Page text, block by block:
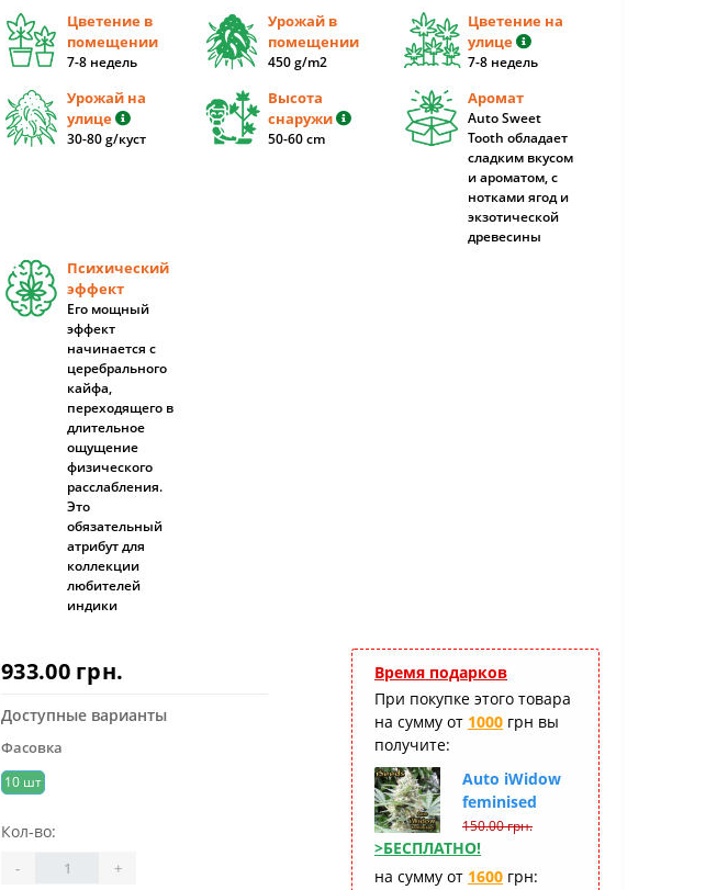
Цветение в
помещении
7-8 недель
Урожай в
помещении
450 g/m2
Цветение на
улице
7-8 недель
Урожай на
улице
30-80 g/куст
Высота
снаружи
50-60 cm
Аромат
Auto Sweet
Tooth обладает
сладким вкусом
и ароматом, с
нотками ягод и
экзотической
древесины
Психический
эффект
Его мощный
эффект
начинается с
церебрального
кайфа,
переходящего в
длительное
ощущение
физического
расслабления.
Это
обязательный
атрибут для
коллекции
любителей
индики
933.00 грн.
Доступные варианты
Фасовка
10 шт
Кол-во:
- +
Время подарков
При покупке этого товара
на сумму от 1000 грн вы
получите:
Auto iWidow
feminised
150.00 грн.
>БЕСПЛАТНО!
на сумму от 1600 грн: